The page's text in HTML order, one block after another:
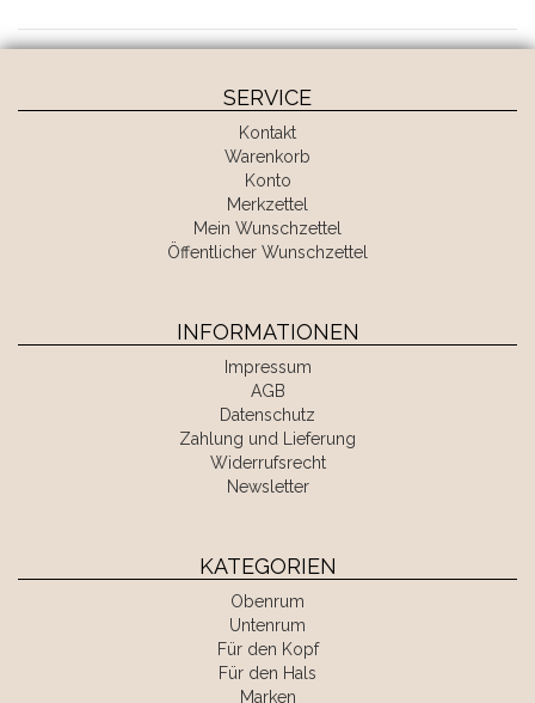
SERVICE
Kontakt
Warenkorb
Konto
Merkzettel
Mein Wunschzettel
Öffentlicher Wunschzettel
INFORMATIONEN
Impressum
AGB
Datenschutz
Zahlung und Lieferung
Widerrufsrecht
Newsletter
KATEGORIEN
Obenrum
Untenrum
Für den Kopf
Für den Hals
Marken